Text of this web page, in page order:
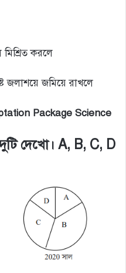
করলে
জলাশয়ে জমিয়ে রাখলে
Package Science
দুটি দেখো। A, B, C, D